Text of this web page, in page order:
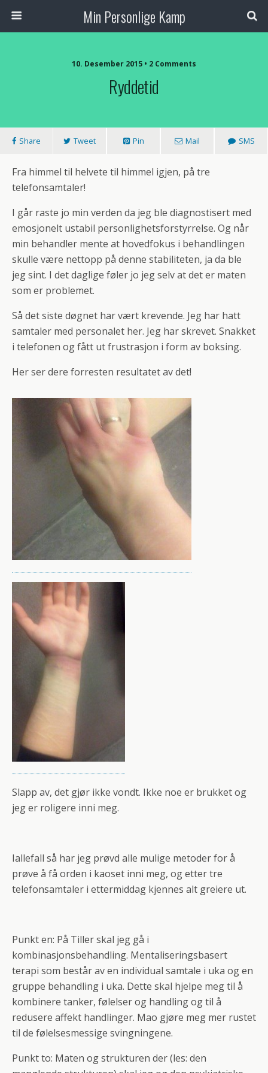
Min Personlige Kamp
10. Desember 2015 • 2 Comments
Ryddetid
Share Tweet Pin Mail SMS
Fra himmel til helvete til himmel igjen, på tre
telefonsamtaler!
I går raste jo min verden da jeg ble diagnostisert med
emosjonelt ustabil personlighetsforstyrrelse. Og når
min behandler mente at hovedfokus i behandlingen
skulle være nettopp på denne stabiliteten, ja da ble
jeg sint. I det daglige føler jo jeg selv at det er maten
som er problemet.
Så det siste døgnet har vært krevende. Jeg har hatt
samtaler med personalet her. Jeg har skrevet. Snakket
i telefonen og fått ut frustrasjon i form av boksing.
Her ser dere forresten resultatet av det!
Slapp av, det gjør ikke vondt. Ikke noe er brukket og
jeg er roligere inni meg.
Iallefall så har jeg prøvd alle mulige metoder for å
prøve å få orden i kaoset inni meg, og etter tre
telefonsamtaler i ettermiddag kjennes alt greiere ut.
Punkt en: På Tiller skal jeg gå i
kombinasjonsbehandling. Mentaliseringsbasert
terapi som består av en individual samtale i uka og en
gruppe behandling i uka. Dette skal hjelpe meg til å
kombinere tanker, følelser og handling og til å
redusere affekt handlinger. Mao gjøre meg mer rustet
til de følelsesmessige svingningene.
Punkt to: Maten og strukturen der (les: den